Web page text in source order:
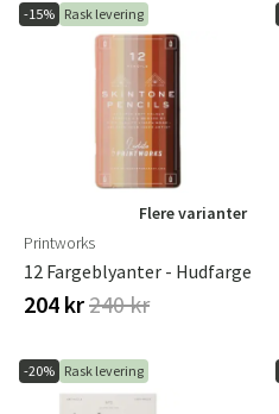
-15% Rask levering
Flere varianter
Printworks
12 Fargeblyanter - Hudfarge
204 kr240 kr
-20% Rask levering